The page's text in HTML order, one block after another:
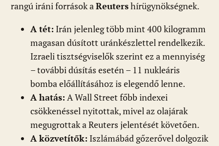
rangú iráni források aReutershírügynökségnek.
A tét: Irán jelenleg több mint 400 kilogramm
magasan dúsított uránkészlettel rendelkezik.
Izraeli tisztségviselők szerint ez a mennyiség
– további dúsítás esetén – 11 nukleáris
bomba előállításához is elegendő lenne.
A hatás: A Wall Street főbb indexei
csökkenéssel nyitottak, mivel az olajárak
megugrottak a Reuters jelentését követően.
A közvetítők: Iszlámábád gőzerővel dolgozik